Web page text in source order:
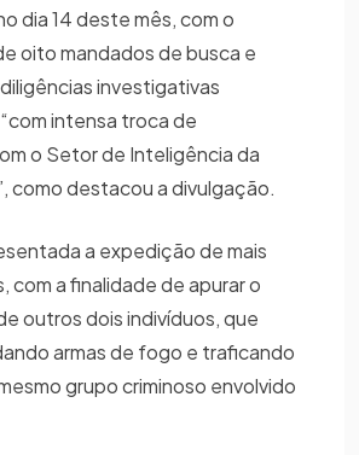
dia 14 deste mês, com o
oito mandados de busca e
investigativas
intensa troca de
o Setor de Inteligência da
como destacou a divulgação.
a expedição de mais
com a finalidade de apurar o
outros dois indivíduos, que
armas de fogo e traficando
grupo criminoso envolvido